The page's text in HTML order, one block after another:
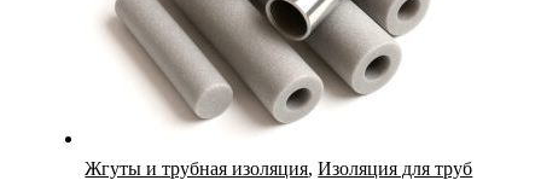
Жгуты и трубная изоляция,Изоляция для труб